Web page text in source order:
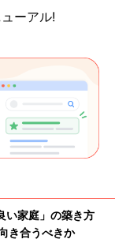
ーアル!
い家庭」の築き方
き合うべきか